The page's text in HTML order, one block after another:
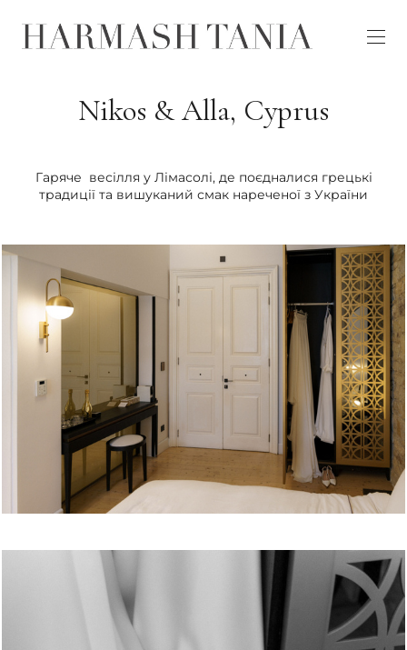
Nikos & Alla, Cyprus
Гаряче весілля у Лімасолі, де поєдналися грецькі
традиції та вишуканий смак нареченої з України